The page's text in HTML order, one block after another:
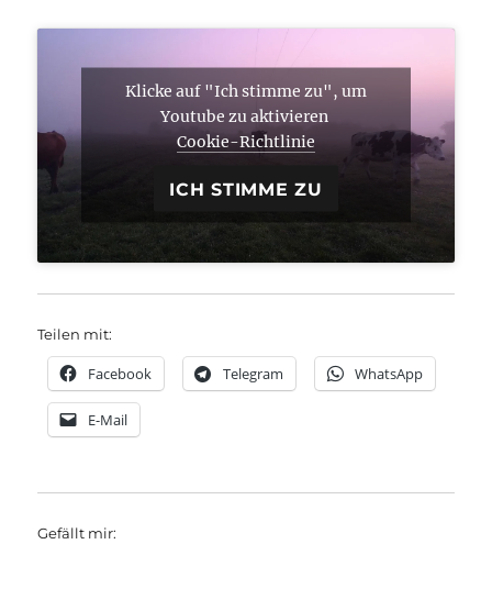
Klicke auf "Ich stimme zu", um
Youtube zu aktivieren
Cookie-Richtlinie
ICH STIMME ZU
Teilen mit:
Facebook Telegram WhatsApp
E-Mail
Gefällt mir: